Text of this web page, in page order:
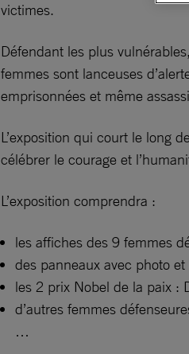
victimes.
Défendant les plus
femmes sont lanceuses
emprisonnées et même
L’exposition qui court le long
célébrer le courage et
L’exposition comprendra :
les affiches des 9 femmes
des panneaux avec photo
les 2 prix Nobel de la paix :
d’autres femmes
…